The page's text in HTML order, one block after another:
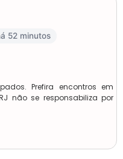
52 minutos
Prefira encontros em
não se responsabiliza por